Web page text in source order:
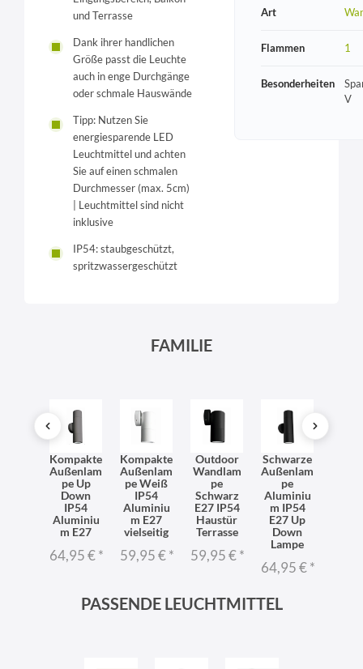
und Terrasse
Dank ihrer handlichen
Größe passt die Leuchte
auch in enge Durchgänge
oder schmale Hauswände
Tipp: Nutzen Sie
energiesparende LED
Leuchtmittel und achten
Sie auf einen schmalen
Durchmesser (max. 5cm)
| Leuchtmittel sind nicht
inklusive
IP54: staubgeschützt,
spritzwassergeschützt
Art
Flammen 1
Besonderheiten
V
FAMILIE
Kompakte
Außenlam
pe Up
Down
IP54
Aluminiu
m E27
64,95 €*
Kompakte
Außenlam
pe Weiß
IP54
Aluminiu
m E27
vielseitig
59,95 €*
Outdoor
Wandlam
pe
Schwarz
E27 IP54
Haustür
Terrasse
59,95 €*
Schwarze
Außenlam
pe
Aluminiu
m IP54
E27 Up
Down
Lampe
64,95 €*
PASSENDE LEUCHTMITTEL